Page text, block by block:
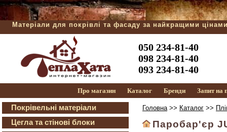
Матеріали для покрівлі та фасаду за найкращими
050 234-81-40
098 234-81-40
093 234-81-40
Про магазин Каталог Бренди Запит на
Покрівельні матеріали
Цегла та стінові блоки
Головна>> Каталог >>
Паробар'єр